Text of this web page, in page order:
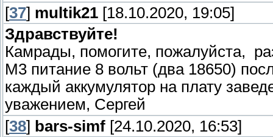
[37] multik21 [18.10.2020, 19:05]
Здравствуйте!
Камрады, помогите, пожалуйста,
М3 питание 8 вольт (два 18650)
каждый аккумулятор на плату
уважением, Сергей
[38] bars-simf [24.10.2020, 16:53]